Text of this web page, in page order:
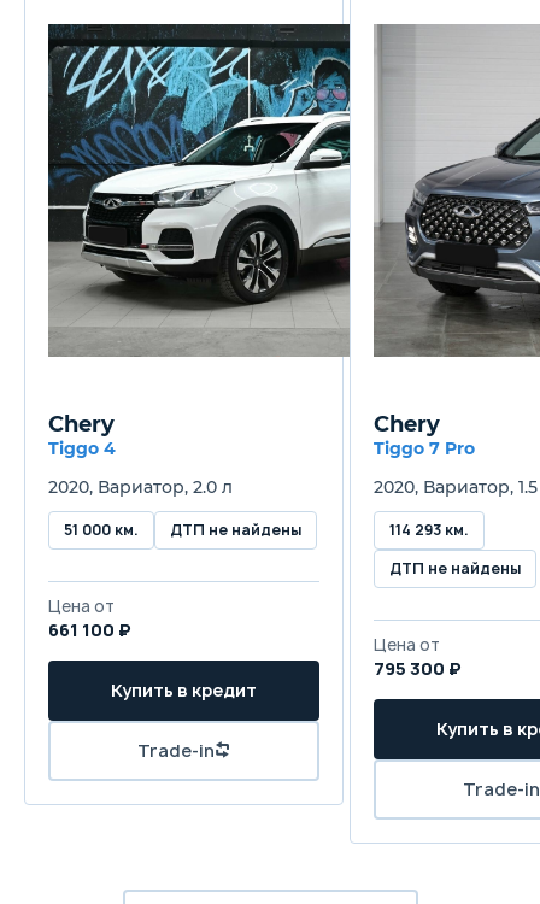
Chery
Tiggo 4
2020, Вариатор, 2.0 л
51 000 км. ДТП не найдены
Цена от
661 100 ₽
Купить в кредит
Trade-in
Chery
Tiggo 7 Pro
2020, Вариатор,
114 293 км.
ДТП не найдены
Цена от
795 300 ₽
Купить в
Trade-in